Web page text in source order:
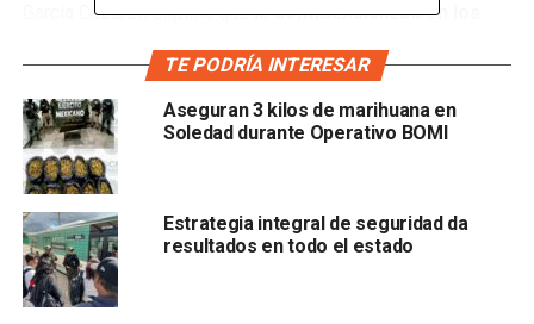
García Cázares explicó quela confidencialidad en los
junio, se debe a la necesidad de seguir las
formalidades esenciales del procedimiento penal
vigente.Sin embargo, se están analizando todos los
indicios para ofrecer resultados a corto plazo.
“Para nosotros, ahorita en Fiscalía es una prioridad,
estamos trabajado arduamente y no podemos revelar
datos por una cuestión del propio código penal de
procedimientos penales”, expuso.
TE PODRÍA INTERESAR
Aseguran 3 kilos de marihuana en
Soledad durante Operativo BOMI
Estrategia integral de seguridad da
resultados en todo el estado